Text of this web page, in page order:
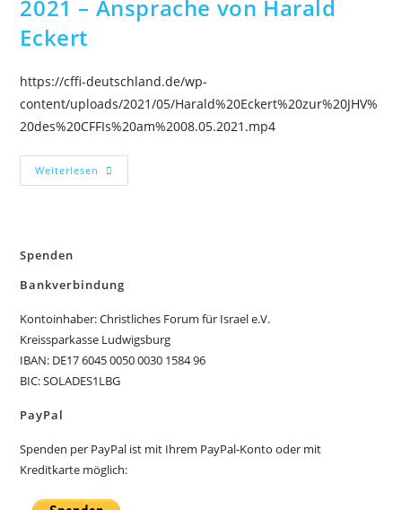
2021 – Ansprache von Harald
Eckert
https://cffi-deutschland.de/wp-
content/uploads/2021/05/Harald%20Eckert%20zur%20JHV%
20des%20CFFIs%20am%2008.05.2021.mp4
Weiterlesen
Spenden
Bankverbindung
Kontoinhaber: Christliches Forum für Israel e.V.
Kreissparkasse Ludwigsburg
IBAN: DE17 6045 0050 0030 1584 96
BIC: SOLADES1LBG
PayPal
Spenden per PayPal ist mit Ihrem PayPal-Konto oder mit
Kreditkarte möglich: